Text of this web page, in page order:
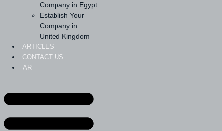
Company in Egypt
Establish Your
Company in
United Kingdom
ARTICLES
CONTACT US
AR